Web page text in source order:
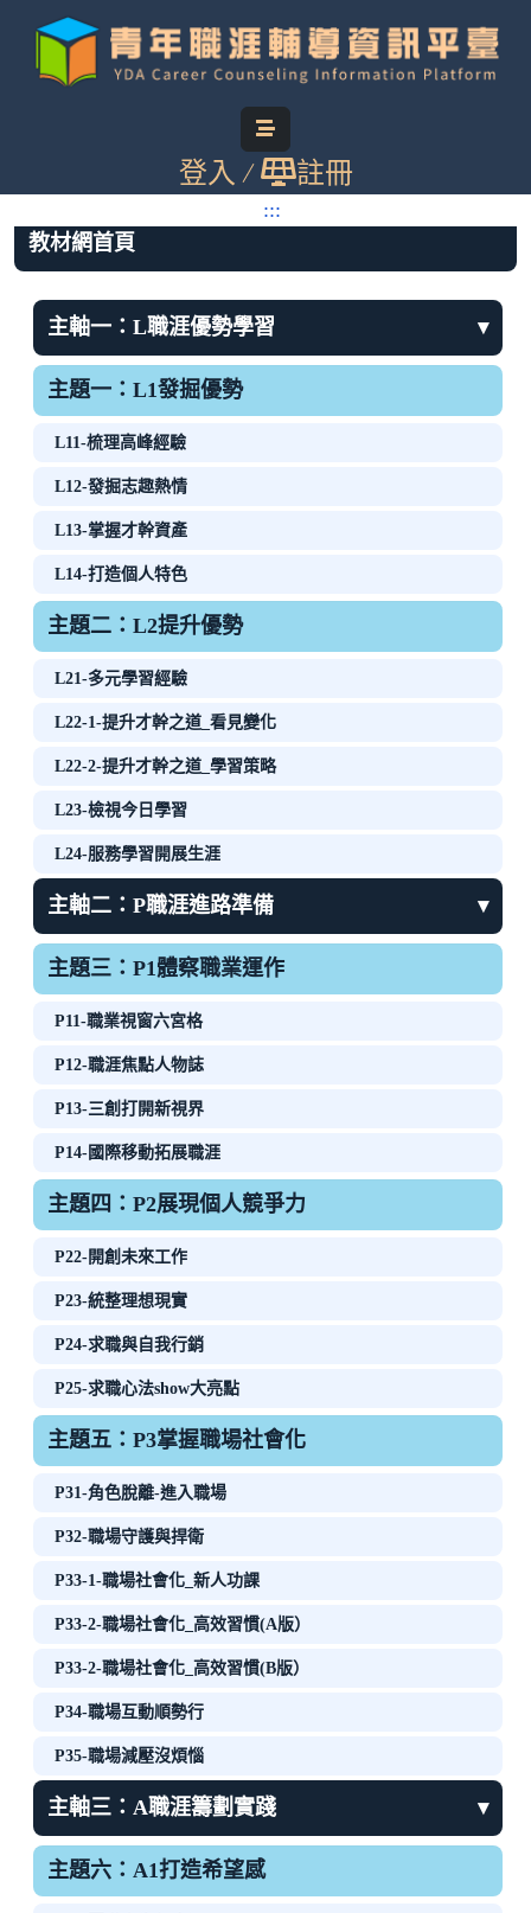
跳
到
要
內
容
登入 註冊
:::
首頁 大專校院職涯發展教材
教材網首頁
主軸一：L職涯優勢學習 ▾
主題一：L1發掘優勢
L11-梳理高峰經驗
L12-發掘志趣熱情
L13-掌握才幹資產
L14-打造個人特色
主題二：L2提升優勢
L21-多元學習經驗
L22-1-提升才幹之道_看見變化
L22-2-提升才幹之道_學習策略
L23-檢視今日學習
L24-服務學習開展生涯
主軸二：P職涯進路準備 ▾
主題三：P1體察職業運作
P11-職業視窗六宮格
P12-職涯焦點人物誌
P13-三創打開新視界
P14-國際移動拓展職涯
主題四：P2展現個人競爭力
P22-開創未來工作
P23-統整理想現實
P24-求職與自我行銷
P25-求職心法show大亮點
主題五：P3掌握職場社會化
P31-角色脫離-進入職場
P32-職場守護與捍衛
P33-1-職場社會化_新人功課
P33-2-職場社會化_高效習慣(A版）
P33-2-職場社會化_高效習慣(B版）
P34-職場互動順勢行
P35-職場減壓沒煩惱
主軸三：A職涯籌劃實踐 ▾
主題六：A1打造希望感